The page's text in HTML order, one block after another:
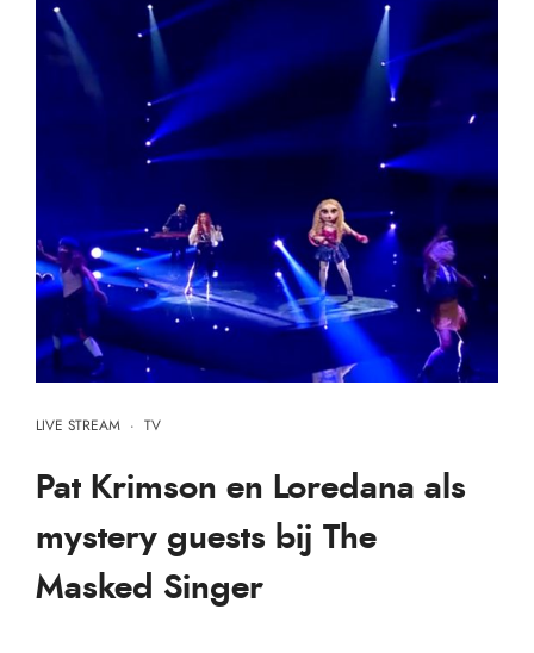
LIVE STREAM · TV
Pat Krimson en Loredana als
mystery guests bij The
Masked Singer